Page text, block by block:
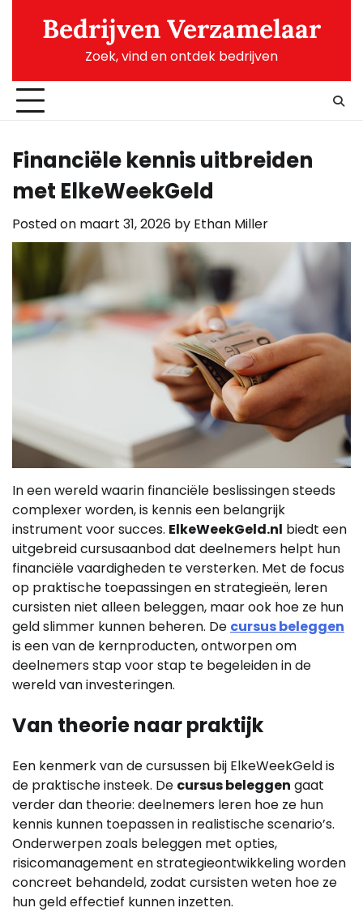
Bedrijven Verzamelaar
Zoek, vind en ontdek bedrijven
Financiële kennis uitbreiden
met ElkeWeekGeld
Posted on maart 31, 2026 by Ethan Miller
In een wereld waarin financiële beslissingen steeds
complexer worden, is kennis een belangrijk
instrument voor succes. ElkeWeekGeld.nl biedt een
uitgebreid cursusaanbod dat deelnemers helpt hun
financiële vaardigheden te versterken. Met de focus
op praktische toepassingen en strategieën, leren
cursisten niet alleen beleggen, maar ook hoe ze hun
geld slimmer kunnen beheren. De cursus beleggen
is een van de kernproducten, ontworpen om
deelnemers stap voor stap te begeleiden in de
wereld van investeringen.
Van theorie naar praktijk
Een kenmerk van de cursussen bij ElkeWeekGeld is
de praktische insteek. De cursus beleggen gaat
verder dan theorie: deelnemers leren hoe ze hun
kennis kunnen toepassen in realistische scenario’s.
Onderwerpen zoals beleggen met opties,
risicomanagement en strategieontwikkeling worden
concreet behandeld, zodat cursisten weten hoe ze
hun geld effectief kunnen inzetten.